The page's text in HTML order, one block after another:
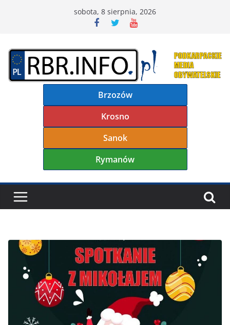
sobota, 8 sierpnia, 2026
Brzozów
Krosno
Sanok
Rymanów